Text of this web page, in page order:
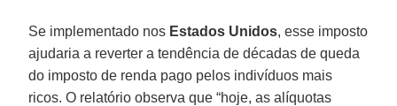
Se implementado nos Estados Unidos, esse imposto
ajudaria a reverter a tendência de décadas de queda
do imposto de renda pago pelos indivíduos mais
ricos. O relatório observa que “hoje, as alíquotas